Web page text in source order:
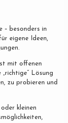
– besonders in
eigene Ideen,
mit offenen
Lösung
zu probieren und
kleinen